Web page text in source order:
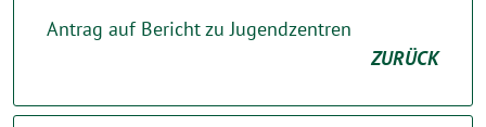
Antrag auf Bericht zu Jugendzentren
ZURÜCK